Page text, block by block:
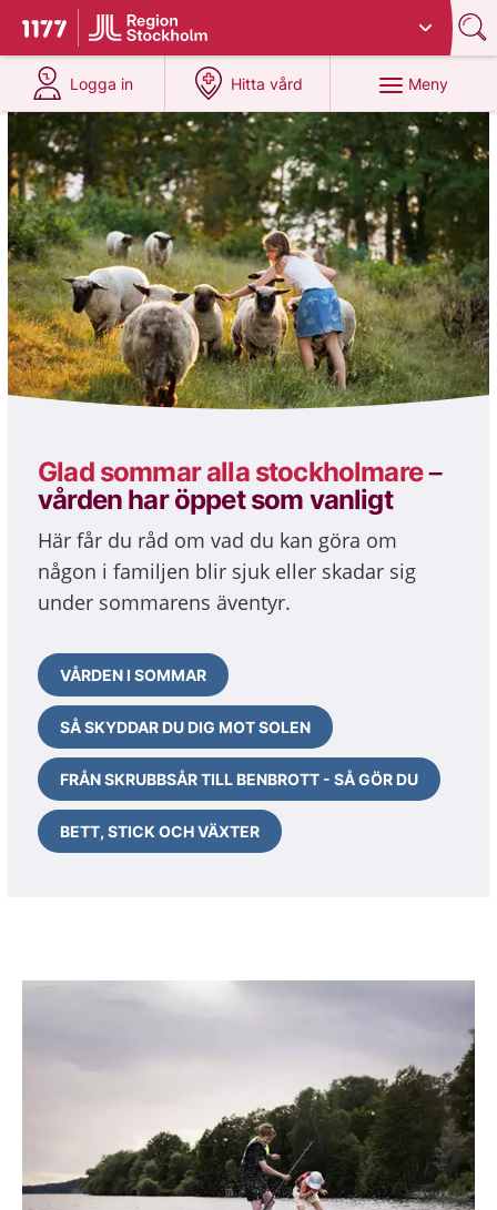
Till startsidan för 1177
Du har valt region
Logga in
på 1177.se
Hitta vård
på 1177.se
Meny
1177
Glad sommar alla stockholmare–
vården har öppet som vanligt
Här får du råd om vad du kan göra om
någon i familjen blir sjuk eller skadar sig
under sommarens äventyr.
VÅRDEN I SOMMAR
SÅ SKYDDAR DU DIG MOT SOLEN
FRÅN SKRUBBSÅR TILL BENBROTT - SÅ GÖR DU
BETT, STICK OCH VÄXTER